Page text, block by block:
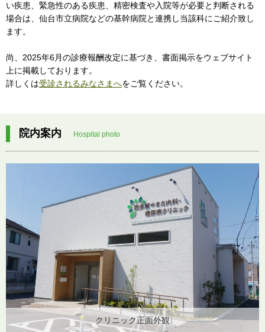
い疾患、緊急性のある疾患、精密検査や入院等が必要と判断される
場合は、仙台市立病院などの基幹病院と連携し当該科にご紹介致し
ます。
尚、2025年6月の診療報酬改定に基づき、書面掲示をウェブサイト
上に掲載しております。
詳しくは受診されるみなさまへをご覧ください。
院内案内 Hospital photo
クリニック正面外観